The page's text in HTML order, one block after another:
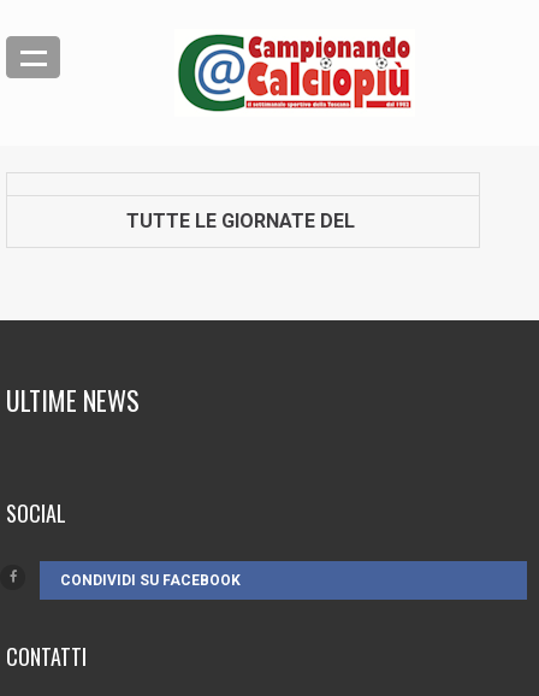
TUTTE LE GIORNATE DEL
ULTIME NEWS
SOCIAL
CONDIVIDI SU FACEBOOK
CONTATTI